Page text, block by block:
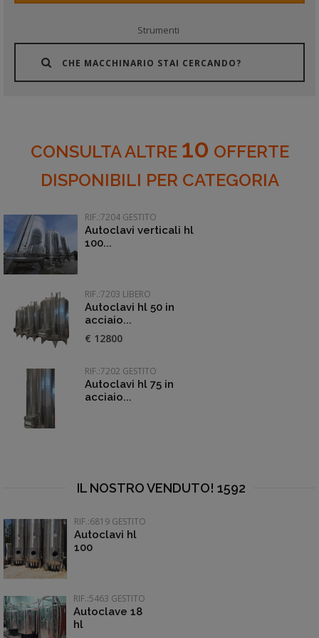
Strumenti
CHE MACCHINARIO STAI CERCANDO?
CONSULTA ALTRE 10 OFFERTE
DISPONIBILI PER CATEGORIA
RIF.:7204 GESTITO
Autoclavi verticali hl
100...
RIF.:7203 LIBERO
Autoclavi hl 50 in
acciaio...
€ 12800
RIF.:7202 GESTITO
Autoclavi hl 75 in
acciaio...
IL NOSTRO VENDUTO! 1592
RIF.:6819 GESTITO
Autoclavi hl
100
RIF.:5463 GESTITO
Autoclave 18
hl